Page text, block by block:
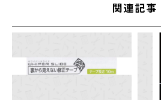
関連記事